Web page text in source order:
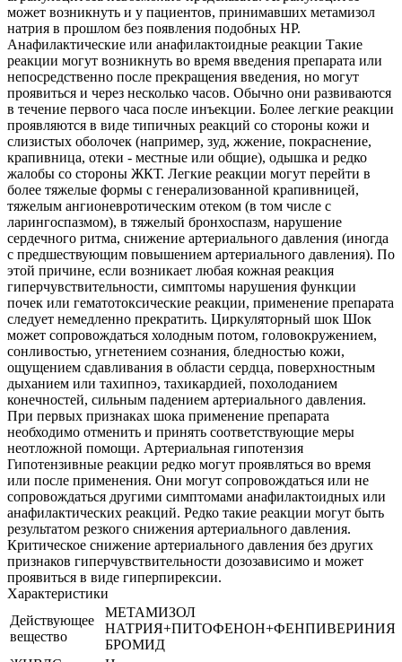
может возникнуть и у пациентов, принимавших метамизол
натрия в прошлом без появления подобных HP.
Анафилактические или анафилактоидные реакции Такие
реакции могут возникнуть во время введения препарата или
непосредственно после прекращения введения, но могут
проявиться и через несколько часов. Обычно они развиваются
в течение первого часа после инъекции. Более легкие реакции
проявляются в виде типичных реакций со стороны кожи и
слизистых оболочек (например, зуд, жжение, покраснение,
крапивница, отеки - местные или общие), одышка и редко
жалобы со стороны ЖКТ. Легкие реакции могут перейти в
более тяжелые формы с генерализованной крапивницей,
тяжелым ангионевротическим отеком (в том числе с
ларингоспазмом), в тяжелый бронхоспазм, нарушение
сердечного ритма, снижение артериального давления (иногда
с предшествующим повышением артериального давления). По
этой причине, если возникает любая кожная реакция
гиперчувствительности, симптомы нарушения функции
почек или гематотоксические реакции, применение препарата
следует немедленно прекратить. Циркуляторный шок Шок
может сопровождаться холодным потом, головокружением,
сонливостью, угнетением сознания, бледностью кожи,
ощущением сдавливания в области сердца, поверхностным
дыханием или тахипноэ, тахикардией, похолоданием
конечностей, сильным падением артериального давления.
При первых признаках шока применение препарата
необходимо отменить и принять соответствующие меры
неотложной помощи. Артериальная гипотензия
Гипотензивные реакции редко могут проявляться во время
или после применения. Они могут сопровождаться или не
сопровождаться другими симптомами анафилактоидных или
анафилактических реакций. Редко такие реакции могут быть
результатом резкого снижения артериального давления.
Критическое снижение артериального давления без других
признаков гиперчувствительности дозозависимо и может
проявиться в виде гиперпирексии.
Характеристики
Действующее
вещество
МЕТАМИЗОЛ
НАТРИЯ+ПИТОФЕНОН+ФЕНПИВЕРИНИЯ
БРОМИД